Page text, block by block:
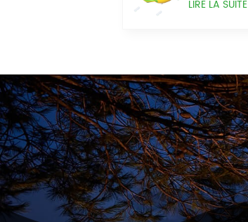
LIRE LA SUITE